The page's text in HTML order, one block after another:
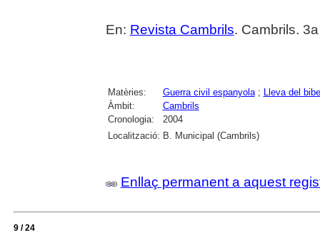
En: Revista Cambrils. Cambrils.
Matèries: Guerra civil espanyola;
Lleva del
Àmbit:
Cambrils
Cronologia:
2004
Localització: B. Municipal (Cambrils)
Enllaç permanent a aquest
9 / 24